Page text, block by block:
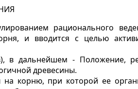
рационального
и вводится с целью
в дальнейшем - Положение,
древесины.
корню, при которой ее